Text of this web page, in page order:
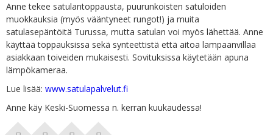
Anne tekee satulantoppausta, puurunkoisten satuloiden
muokkauksia (myös vääntyneet rungot!) ja muita
satulasepäntöitä Turussa, mutta satulan voi myös lähettää. Anne
käyttää toppauksissa sekä synteettistä että aitoa lampaanvillaa
asiakkaan toiveiden mukaisesti. Sovituksissa käytetään apuna
lämpökameraa.
Lue lisää: www.satulapalvelut.fi
Anne käy Keski-Suomessa n. kerran kuukaudessa!